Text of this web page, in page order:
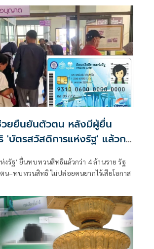
วยยืนยันตัวตน หลังมีผู้ยื่น
'บัตรสวัสดิการแห่งรัฐ' แล้วก
งรัฐ’ ยื่นทบทวนสิทธิแล้วกว่า 4 ล้านราย รัฐ
น–ทบทวนสิทธิ ไม่ปล่อยคนยากไร้เสียโอกาส